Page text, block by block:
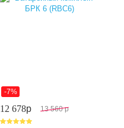
-7%
12 678p 13 560 p